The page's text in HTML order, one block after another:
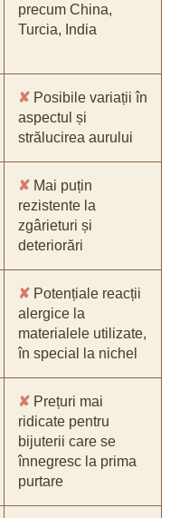
precum China,
Turcia, India
✘ Posibile variații în
aspectul și
strălucirea aurului
✘ Mai puțin
rezistente la
zgârieturi și
deteriorări
✘ Potențiale reacții
alergice la
materialele utilizate,
în special la nichel
✘ Prețuri mai
ridicate pentru
bijuterii care se
înnegresc la prima
purtare